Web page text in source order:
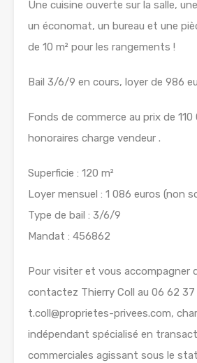
Une cuisine ouverte sur la salle,
un économat, un bureau et une
de 10 m² pour les rangements !
Bail 3/6/9 en cours, loyer de 986
Fonds de commerce au prix de 110
honoraires charge vendeur .
Superficie : 120 m²
Loyer mensuel : 1 086 euros (non
Type de bail : 3/6/9
Mandat : 456862
Pour visiter et vous accompagner
contactez Thierry Coll au 06 62
t.coll@proprietes-privees.com,
indépendant spécialisé en
commerciales agissant sous le